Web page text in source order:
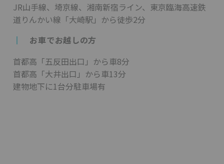
JR山手線、埼京線、湘南新宿ライン、東京臨海高速鉄
道りんかい線「大崎駅」から徒歩2分
┃
お車でお越しの方
首都高「五反田出口」から車8分
首都高「大井出口」から車13分
建物地下に1台分駐車場有